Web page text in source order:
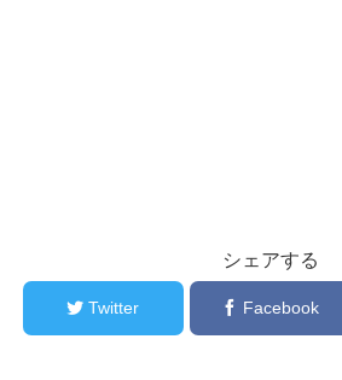
シェアする
Twitter Facebook